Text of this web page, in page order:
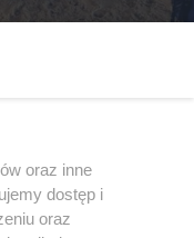
oraz inne
dostęp i
oraz